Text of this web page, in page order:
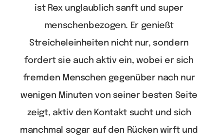
ist Rex unglaublich sanft und super
menschenbezogen. Er genießt
Streicheleinheiten nicht nur, sondern
fordert sie auch aktiv ein, wobei er sich
fremden Menschen gegenüber nach nur
wenigen Minuten von seiner besten Seite
zeigt, aktiv den Kontakt sucht und sich
manchmal sogar auf den Rücken wirft und